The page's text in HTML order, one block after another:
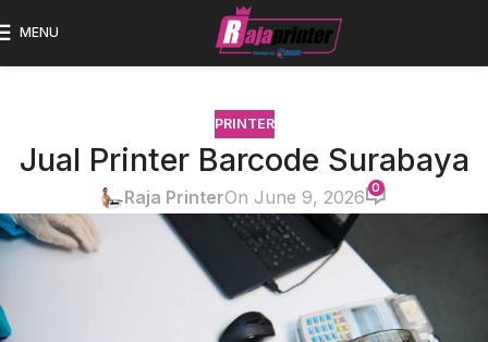
MENU
PRINTER
Jual Printer Barcode Surabaya
Raja PrinterOn June 9, 2026 0